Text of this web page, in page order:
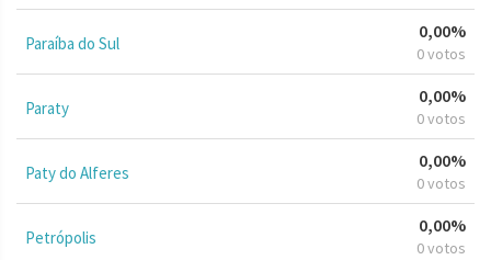
Paraíba do Sul
0,00%
0 votos
Paraty
0,00%
0 votos
Paty do Alferes
0,00%
0 votos
Petrópolis
0,00%
0 votos